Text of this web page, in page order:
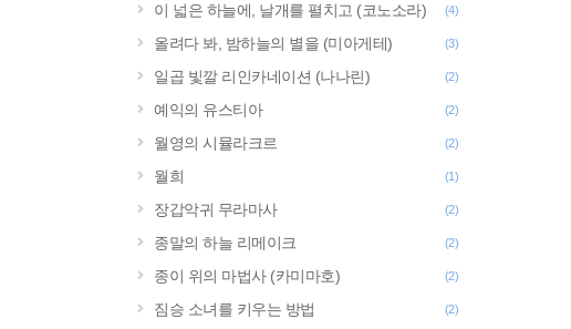
이 넓은 하늘에, 날개를 펼치고 (코노소라) (4)
올려다 봐, 밤하늘의 별을 (미아게테) (3)
일곱 빛깔 리인카네이션 (나나린) (2)
예익의 유스티아 (2)
월영의 시뮬라크르 (2)
월희 (1)
장갑악귀 무라마사 (2)
종말의 하늘 리메이크 (2)
종이 위의 마법사 (카미마호) (2)
짐승 소녀를 키우는 방법 (2)